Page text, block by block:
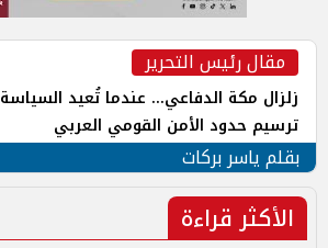
مقال رئيس التحرير
زلزال مكة الدفاعي... عندما تُعيد السياسة
ترسيم حدود الأمن القومي العربي
بقلم ياسر بركات
الأكثر قراءة